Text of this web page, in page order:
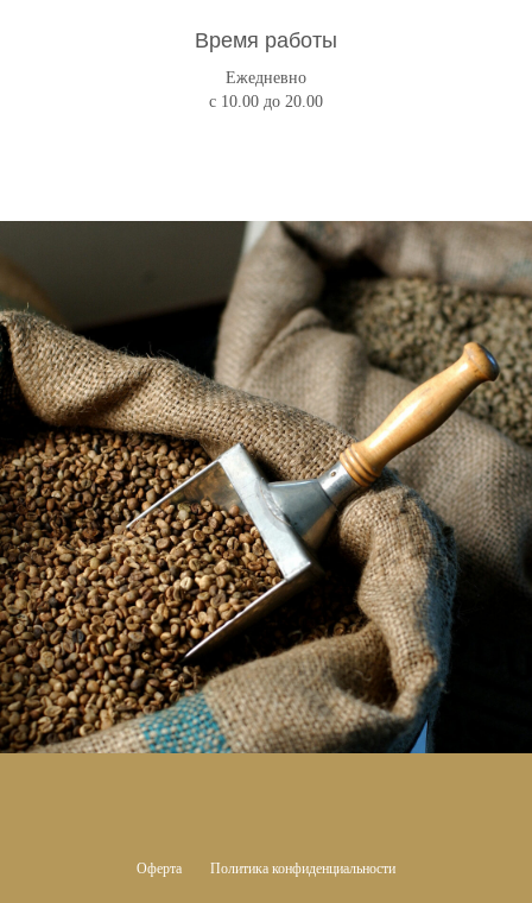
Время работы
Ежедневно
с 10.00 до 20.00
Оферта Политика конфиденциальности